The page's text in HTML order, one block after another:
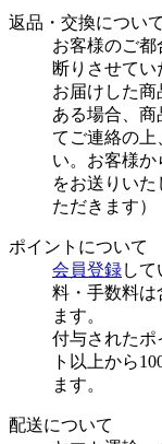
返品・交換について
お客様のご
断りさせてい
お届けした
ある場合、商
てご連絡の上
い。お客様
をお送りい
ただきます）
ポイントについて
会員登録し
料・手数料は
ます。
付与されたポ
ト以上から
ます。
配送について